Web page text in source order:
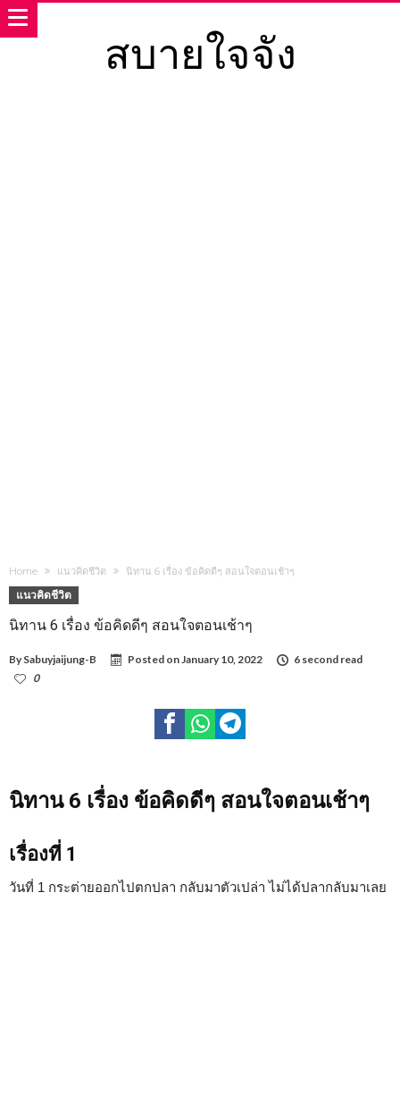
สบายใจจัง
Home แนวคิดชีวิต นิทาน 6 เรื่อง ข้อคิดดีๆ สอนใจตอนเช้าๆ
แนวคิดชีวิต
นิทาน 6 เรื่อง ข้อคิดดีๆ สอนใจตอนเช้าๆ
By Sabuyjaijung-B Posted onJanuary 10, 2022
6 second read
0
นิทาน 6 เรื่อง ข้อคิดดีๆ สอนใจตอนเช้าๆ
เรื่องที่ 1
วันที่ 1 กระต่ายออกไปตกปลา กลับมาตัวเปล่า ไม่ได้ปลากลับมาเลย